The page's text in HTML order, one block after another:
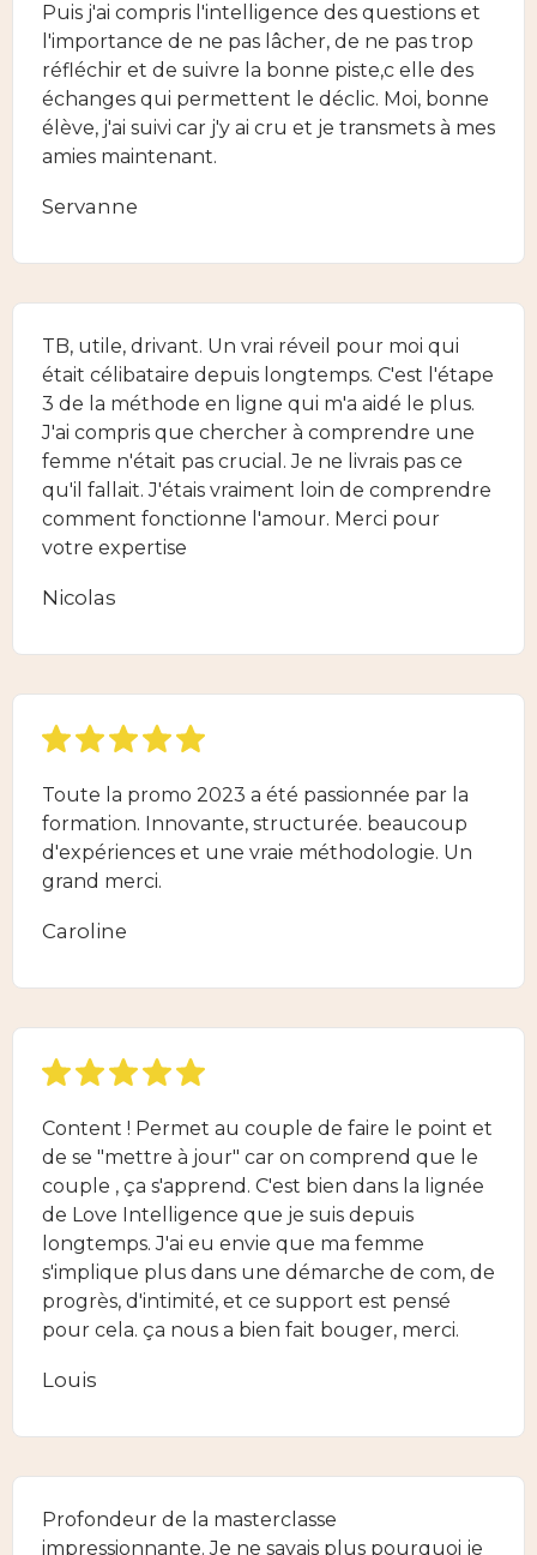
Puis j'ai compris l'intelligence des questions et
l'importance de ne pas lâcher, de ne pas trop
réfléchir et de suivre la bonne piste,c elle des
échanges qui permettent le déclic. Moi, bonne
élève, j'ai suivi car j'y ai cru et je transmets à mes
amies maintenant.
Servanne
TB, utile, drivant. Un vrai réveil pour moi qui
était célibataire depuis longtemps. C'est l'étape
3 de la méthode en ligne qui m'a aidé le plus.
J'ai compris que chercher à comprendre une
femme n'était pas crucial. Je ne livrais pas ce
qu'il fallait. J'étais vraiment loin de comprendre
comment fonctionne l'amour. Merci pour
votre expertise
Nicolas
Toute la promo 2023 a été passionnée par la
formation. Innovante, structurée. beaucoup
d'expériences et une vraie méthodologie. Un
grand merci.
Caroline
Content ! Permet au couple de faire le point et
de se "mettre à jour" car on comprend que le
couple , ça s'apprend. C'est bien dans la lignée
de Love Intelligence que je suis depuis
longtemps. J'ai eu envie que ma femme
s'implique plus dans une démarche de com, de
progrès, d'intimité, et ce support est pensé
pour cela. ça nous a bien fait bouger, merci.
Louis
Profondeur de la masterclasse
impressionnante. Je ne savais plus pourquoi je